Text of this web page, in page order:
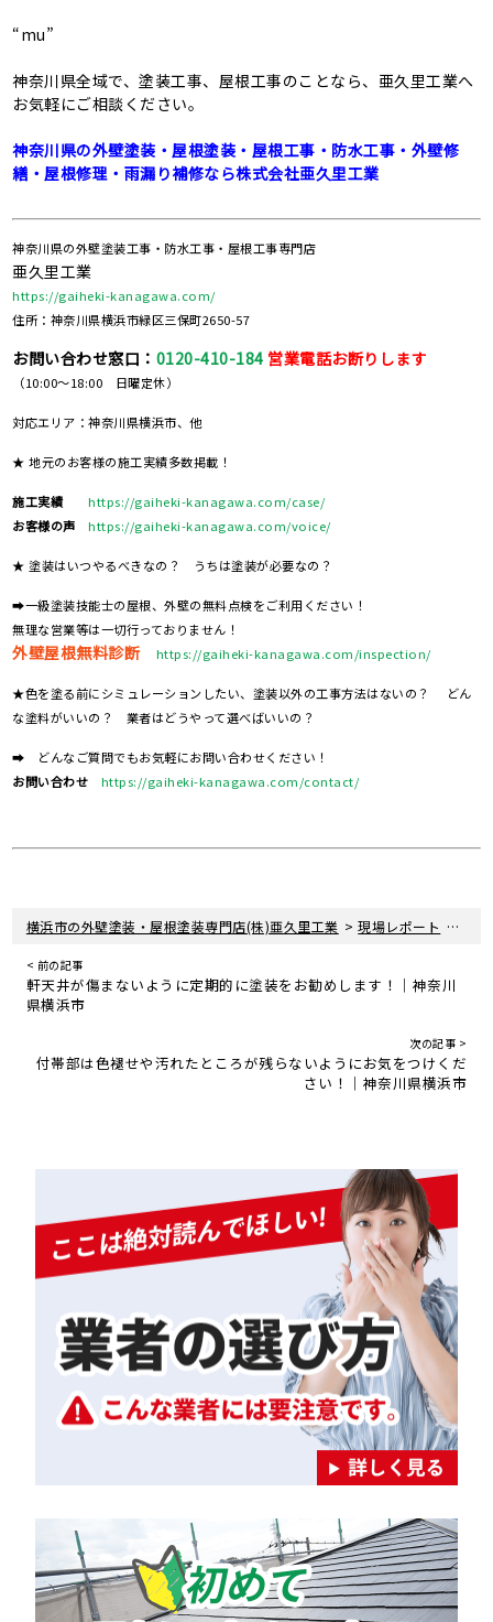
“mu”
神奈川県全域で、塗装工事、屋根工事のことなら、亜久里工業へ
お気軽にご相談ください。
神奈川県の外壁塗装・屋根塗装・屋根工事・防水工事・外壁修
繕・屋根修理・⾬漏り補修なら株式会社亜久里工業
神奈川県の外壁塗装工事・防水工事・屋根工事専門店
亜久里工業
https://gaiheki-kanagawa.com/
住所：神奈川県横浜市緑区三保町2650-57
お問い合わせ窓口： 0120-410-184 営業電話お断りします
（10:00～18:00 日曜定休）
対応エリア：神奈川県横浜市、他
★ 地元のお客様の施工実績多数掲載！
施工実績
https://gaiheki-kanagawa.com/case/
お客様の声
https://gaiheki-kanagawa.com/voice/
★ 塗装はいつやるべきなの？ うちは塗装が必要なの？
➡一級塗装技能士の屋根、外壁の無料点検をご利用ください！
無理な営業等は一切行っておりません！
外壁屋根無料診断 https://gaiheki-kanagawa.com/inspection/
★色を塗る前にシミュレーションしたい、塗装以外の工事方法はないの？ どん
な塗料がいいの？ 業者はどうやって選べばいいの？
➡ どんなご質問でもお気軽にお問い合わせください！
お問い合わせ
https://gaiheki-kanagawa.com/contact/
横浜市の外壁塗装・屋根塗装専門店(株)亜久里工業 >現場レポート
< 前の記事
軒天井が傷まないように定期的に塗装をお勧めします！｜神奈川
県横浜市
次の記事 >
付帯部は色褪せや汚れたところが残らないようにお気をつけくだ
さい！｜神奈川県横浜市